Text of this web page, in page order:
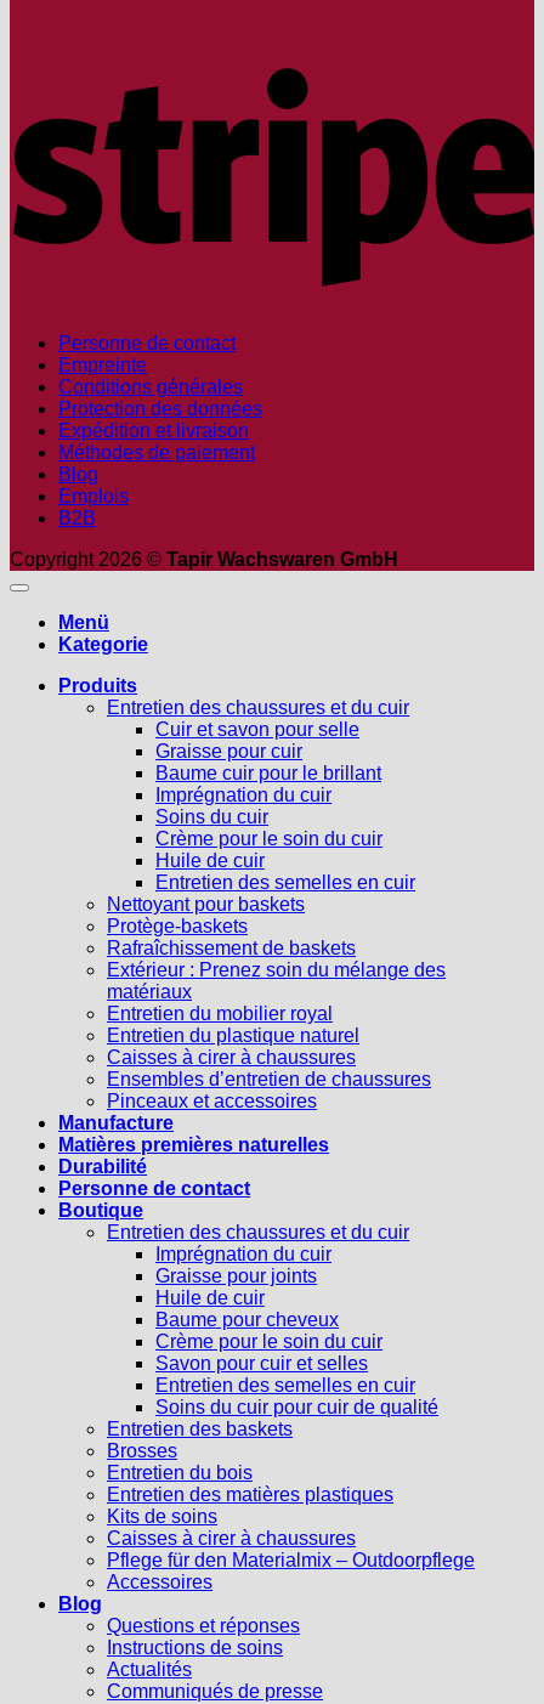
Personne de contact
Empreinte
Conditions générales
Protection des données
Expédition et livraison
Méthodes de paiement
Blog
Emplois
B2B
Copyright 2026 © Tapir Wachswaren GmbH
Menü
Kategorie
Produits
Entretien des chaussures et du cuir
Cuir et savon pour selle
Graisse pour cuir
Baume cuir pour le brillant
Imprégnation du cuir
Soins du cuir
Crème pour le soin du cuir
Huile de cuir
Entretien des semelles en cuir
Nettoyant pour baskets
Protège-baskets
Rafraîchissement de baskets
Extérieur : Prenez soin du mélange des
matériaux
Entretien du mobilier royal
Entretien du plastique naturel
Caisses à cirer à chaussures
Ensembles d’entretien de chaussures
Pinceaux et accessoires
Manufacture
Matières premières naturelles
Durabilité
Personne de contact
Boutique
Entretien des chaussures et du cuir
Imprégnation du cuir
Graisse pour joints
Huile de cuir
Baume pour cheveux
Crème pour le soin du cuir
Savon pour cuir et selles
Entretien des semelles en cuir
Soins du cuir pour cuir de qualité
Entretien des baskets
Brosses
Entretien du bois
Entretien des matières plastiques
Kits de soins
Caisses à cirer à chaussures
Pflege für den Materialmix – Outdoorpflege
Accessoires
Blog
Questions et réponses
Instructions de soins
Actualités
Communiqués de presse